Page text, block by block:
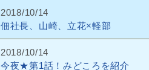
2018/10/14
佃社長、山崎、立花×軽部
2018/10/14
今夜★第1話！みどころを紹介